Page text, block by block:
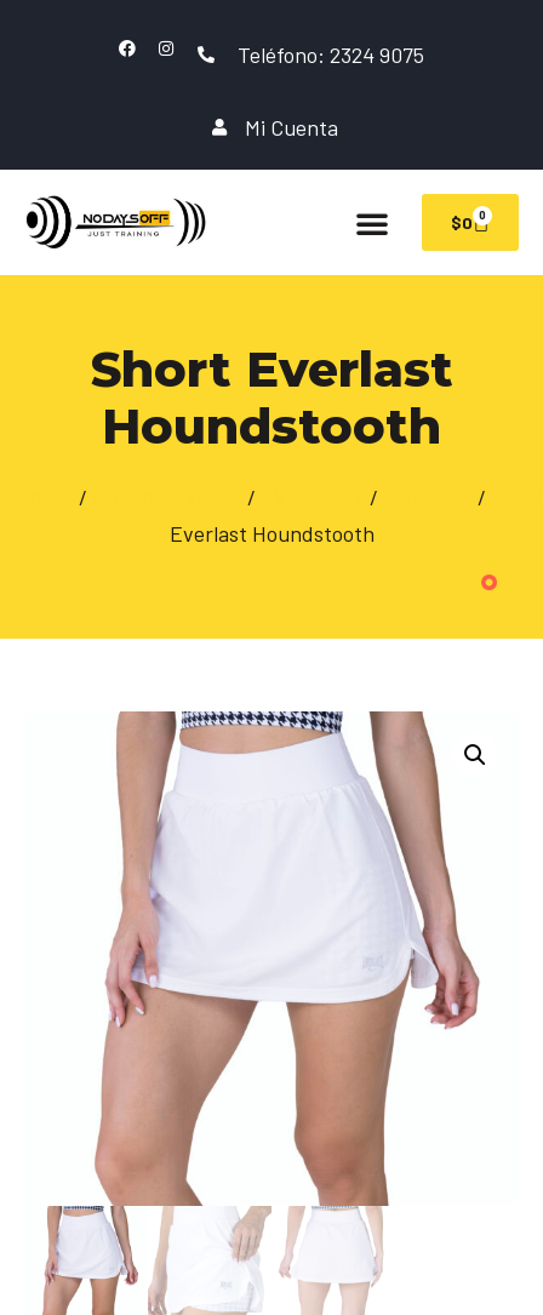
Teléfono: 2324 9075
Mi Cuenta
$0 0
Short Everlast
Houndstooth
/ / / /
Everlast Houndstooth